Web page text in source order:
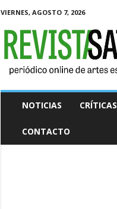
VIERNES, AGOSTO 7, 2026
T
NOTICIAS CRÍTICAS
CONTACTO